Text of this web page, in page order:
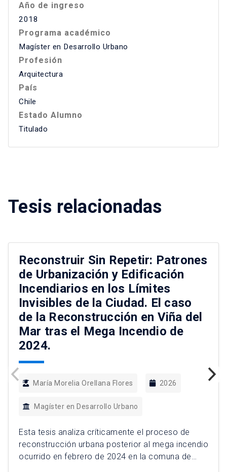
Año de ingreso
2018
Programa académico
Magíster en Desarrollo Urbano
Profesión
Arquitectura
País
Chile
Estado Alumno
Titulado
Tesis relacionadas
Reconstruir Sin Repetir: Patrones
de Urbanización y Edificación
Incendiarios en los Límites
Invisibles de la Ciudad. El caso
de la Reconstrucción en Viña del
Mar tras el Mega Incendio de
2024.
María Morelia Orellana Flores 2026
Magíster en Desarrollo Urbano
Esta tesis analiza críticamente el proceso de
reconstrucción urbana posterior al mega incendio
ocurrido en febrero de 2024 en la comuna de